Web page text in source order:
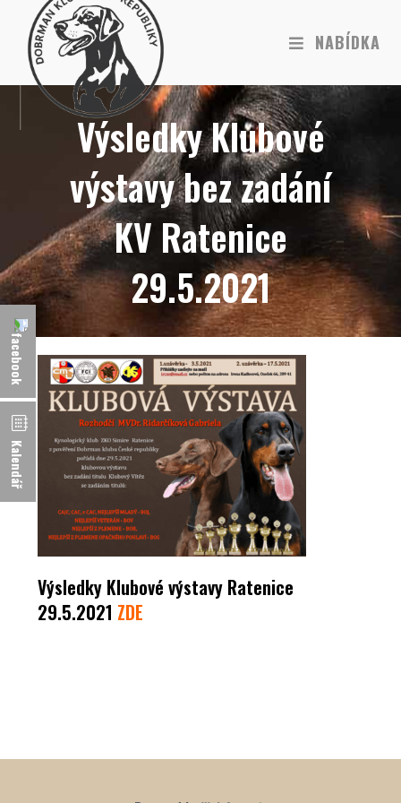
NABÍDKA
Výsledky Klubové
výstavy bez zadání
KV Ratenice
29.5.2021
Výsledky Klubové výstavy Ratenice
29.5.2021 ZDE
Kalendář